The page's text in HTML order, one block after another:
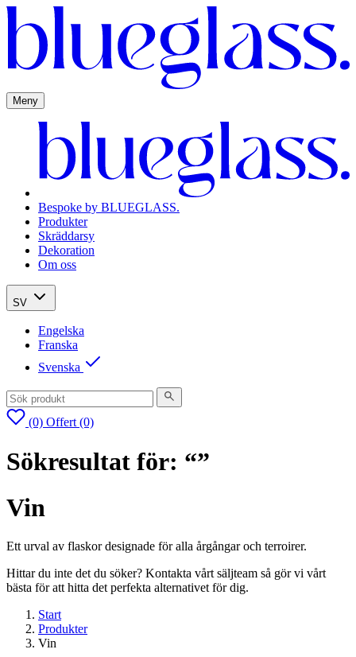
Meny
Bespoke by BLUEGLASS.
Produkter
Skräddarsy
Dekoration
Om oss
SV
Engelska
Franska
Svenska
(0) Offert (0)
Sökresultat för: “”
Vin
Ett urval av flaskor designade för alla årgångar och terroirer.
Hittar du inte det du söker? Kontakta vårt säljteam så gör vi vårt
bästa för att hitta det perfekta alternativet för dig.
Start
Produkter
Vin